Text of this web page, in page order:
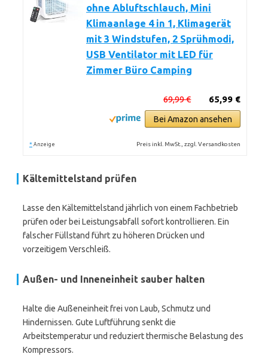
ohne Abluftschlauch, Mini
Klimaanlage 4 in 1, Klimagerät
mit 3 Windstufen, 2 Sprühmodi,
USB Ventilator mit LED für
Zimmer Büro Camping
65,99 €
69,99 €
Bei Amazon ansehen
* Anzeige Preis inkl. MwSt., zzgl. Versandkosten
Kältemittelstand prüfen
Lasse den Kältemittelstand jährlich von einem Fachbetrieb
prüfen oder bei Leistungsabfall sofort kontrollieren. Ein
falscher Füllstand führt zu höheren Drücken und
vorzeitigem Verschleiß.
Außen- und Inneneinheit sauber halten
Halte die Außeneinheit frei von Laub, Schmutz und
Hindernissen. Gute Luftführung senkt die
Arbeitstemperatur und reduziert thermische Belastung des
Kompressors.